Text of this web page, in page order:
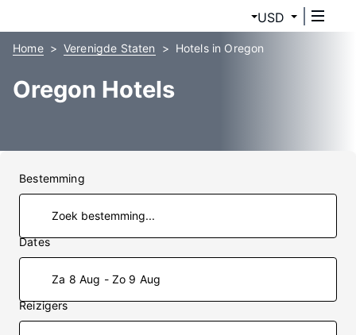
USD
Home Verenigde Staten Hotels in Oregon
Oregon Hotels
Bestemming
Dates
Za 8 Aug - Zo 9 Aug
Reizigers